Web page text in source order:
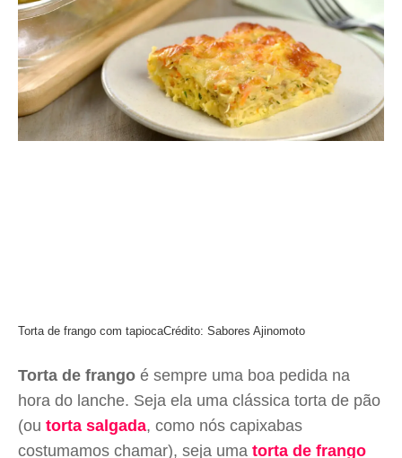
Torta de frango com tapiocaCrédito: Sabores Ajinomoto
Torta de frango é sempre uma boa pedida na
hora do lanche. Seja ela uma clássica torta de pão
(ou torta salgada, como nós capixabas
costumamos chamar), seja uma torta de frango